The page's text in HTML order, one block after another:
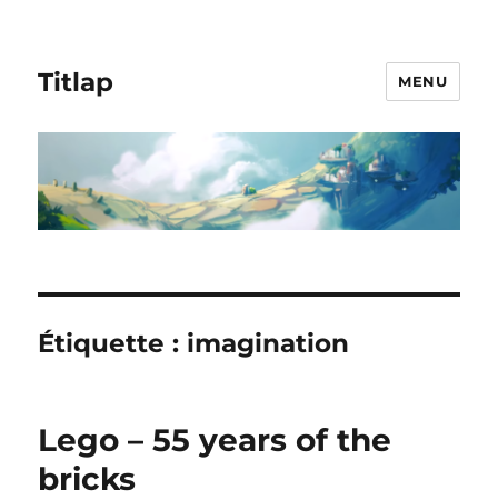
Titlap MENU
Étiquette : imagination
Lego – 55 years of the
bricks